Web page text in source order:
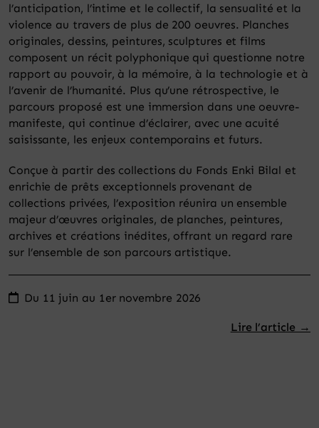
l’anticipation, l’intime et le collectif, la sensualité et la
violence au travers de plus de 200 oeuvres. Planches
originales, dessins, peintures, sculptures et films
composent un récit polyphonique qui questionne notre
rapport au pouvoir, à la mémoire, à la technologie et à
l’avenir de l’humanité. Plus qu’une rétrospective, le
parcours proposé est une immersion dans une oeuvre-
manifeste, qui continue d’éclairer, avec une acuité
saisissante, les enjeux contemporains et futurs.
Conçue à partir des collections du Fonds Enki Bilal et
enrichie de prêts exceptionnels provenant de
collections privées, l’exposition réunira un ensemble
majeur d’œuvres originales, de planches, peintures,
archives et créations inédites, offrant un regard rare
sur l’ensemble de son parcours artistique.
Du 11 juin au 1er novembre 2026
Lire l’article →